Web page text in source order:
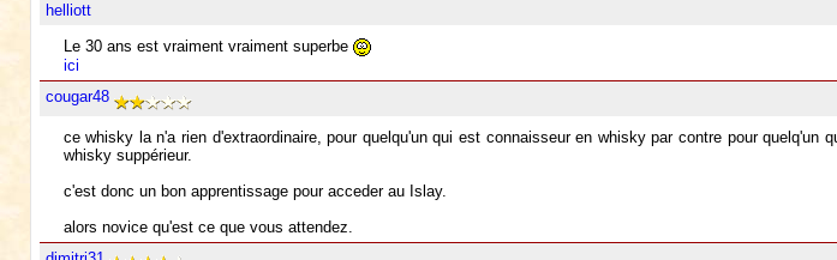
helliott
Le 30 ans est vraiment vraiment superbe
ici
cougar48
ce whisky la n'a rien d'extraordinaire, pour quelqu'un qui est connaisseur en whisky par contre pour
whisky suppérieur.
c'est donc un bon apprentissage pour acceder au Islay.
alors novice qu'est ce que vous attendez.